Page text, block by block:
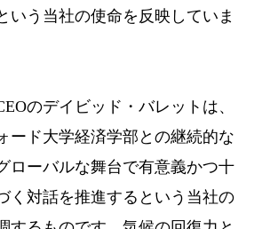
いう当社の使命を反映していま
のデイビッド・バレットは、
ード大学経済学部との継続的な
ローバルな舞台で有意義かつ十
く対話を推進するという当社の